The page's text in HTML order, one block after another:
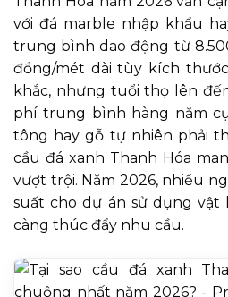
với đá marble nhập khẩu
trung bình dao động từ
đồng/mét dài tùy kích
khắc, nhưng tuổi thọ lên
phí trung bình hàng năm
tông hay gỗ tự nhiên phải
cầu đá xanh Thanh Hóa
vượt trội. Năm 2026, nhiều
suất cho dự án sử dụng vật
càng thúc đẩy nhu cầu.